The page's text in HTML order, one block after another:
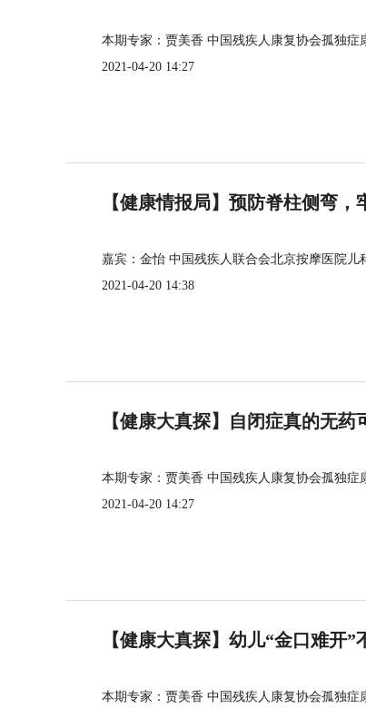
本期专家：贾美香 中国残疾人康复协会孤独症
2021-04-20 14:27
【健康情报局】预防脊柱侧弯，
嘉宾：金怡 中国残疾人联合会北京按摩医院儿
2021-04-20 14:38
【健康大真探】自闭症真的无药
本期专家：贾美香 中国残疾人康复协会孤独症
2021-04-20 14:27
【健康大真探】幼儿“金口难开
本期专家：贾美香 中国残疾人康复协会孤独症